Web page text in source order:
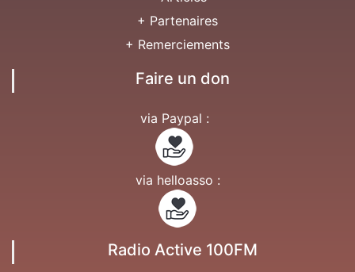
+ Partenaires
+ Remerciements
Faire un don
via Paypal :
via helloasso :
Radio Active 100FM